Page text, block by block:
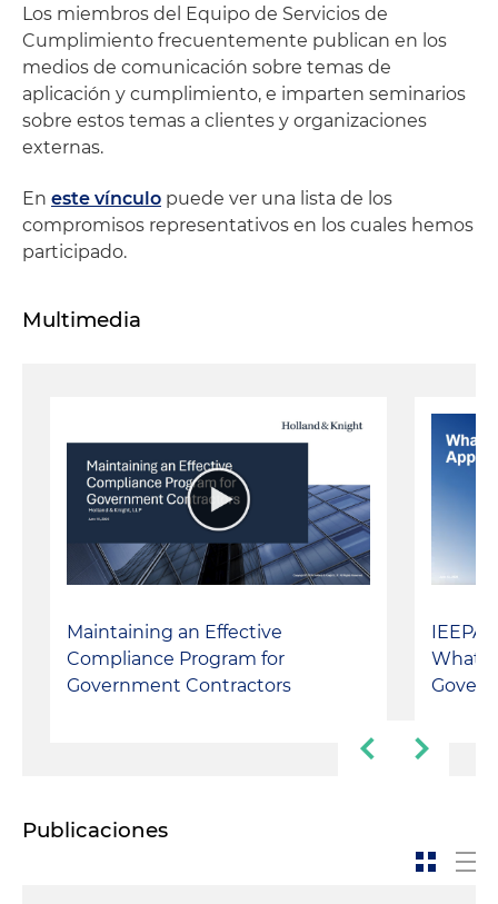
Los miembros del Equipo de Servicios de
Cumplimiento frecuentemente publican en los
medios de comunicación sobre temas de
aplicación y cumplimiento, e imparten seminarios
sobre estos temas a clientes y organizaciones
externas.
En este vínculo puede ver una lista de los
compromisos representativos en los cuales hemos
participado.
Multimedia
Maintaining an Effective
Compliance Program for
Government Contractors
IEEPA
Publicaciones